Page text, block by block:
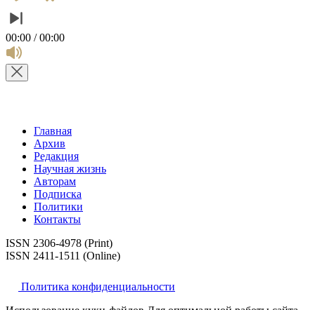
00:00 / 00:00
Главная
Архив
Редакция
Научная жизнь
Авторам
Подписка
Политики
Контакты
ISSN 2306-4978 (Print)
ISSN 2411-1511 (Online)
Политика конфиденциальности